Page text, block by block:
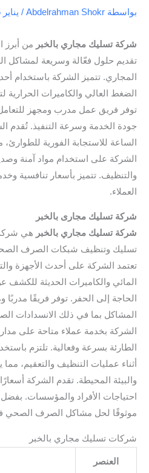
بواسطة Abdelrahman Shokr
/ يناير 15, 2025
شركة تسليك مجاري بالخبر من
تقديم حلول فعّالة وسريعة لمشاكل
المجاري. تتميز الشركة باستخدام
الضغط العالي والكاميرات الحرارية
توفر فريق عمل مدرب ومجهز
جودة الخدمة وسرعة التنفيذ. تُقدم
الساعة للاستجابة الفورية
الشركة على استخدام مواد آمنة
والتنظيف. تتميز بأسعار تنافسية
العملاء.
شركة تسليك مجارى بالخبر
شركة تسليك مجاري بالخبر هي
تسليك وتنظيف شبكات الصرف
تعتمد الشركة على أحدث الأجهزة
المائي والكاميرات الحديثة للكشف
الحاجة إلى الحفر. توفر فريقًا مدربًا
المشاكل بما في ذلك الانسدادات
الشركة بخدمة عملاء متاحة على مدار
الطارئة بسرعة وفعالية. تلتزم
أثناء عمليات التنظيف والتعقيم،
والبيئة المحيطة. تقدم الشركة
احتياجات الأفراد والمؤسسات. بفضل
موثوقًا لحل مشاكل الصرف الصحي
شركات تسليك مجاري بالخبر
العنصر